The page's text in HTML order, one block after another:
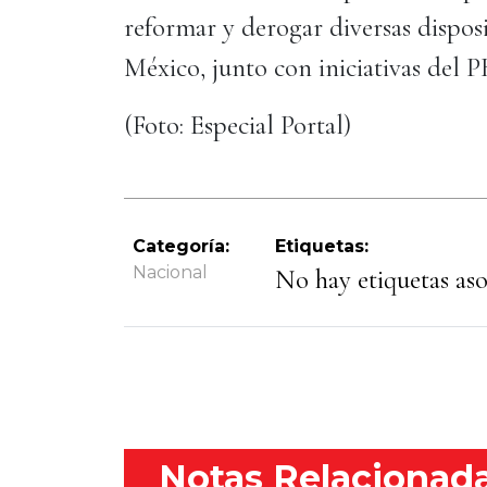
reformar y derogar diversas
México, junto con iniciativas del
(Foto: Especial Portal)
Categoría:
Nacional
Etiquetas:
No hay etiquetas
Notas